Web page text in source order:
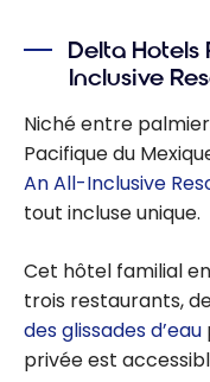
Quintana Roo
Delta Hotels
Inclusive
Niché entre
Pacifique du
An All-Inclusive
tout incluse unique.
Cet hôtel familial
trois restaurants,
des glissades d’eau
privée est